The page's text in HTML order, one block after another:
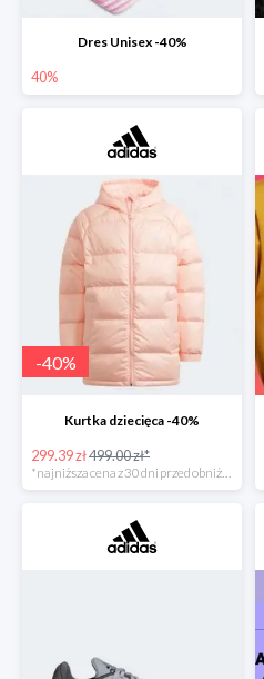
Dres Unisex -40%
40%
-40%
Kurtka dziecięca -40%
299.39 zł499.00 zł*